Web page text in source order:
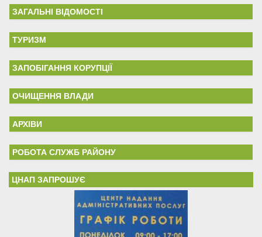
ЗАГАЛЬНІ ВІДОМОСТІ
ТУРИЗМ
ЗАПОБІГАННЯ КОРУПЦІЇ
ОЧИЩЕННЯ ВЛАДИ
АРХІВИ
РОБОТА СЛУЖБ РАЙОНУ
ЦНАП ЗАПРОШУЄ